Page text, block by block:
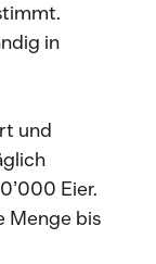
in
und
Eier.
Menge bis